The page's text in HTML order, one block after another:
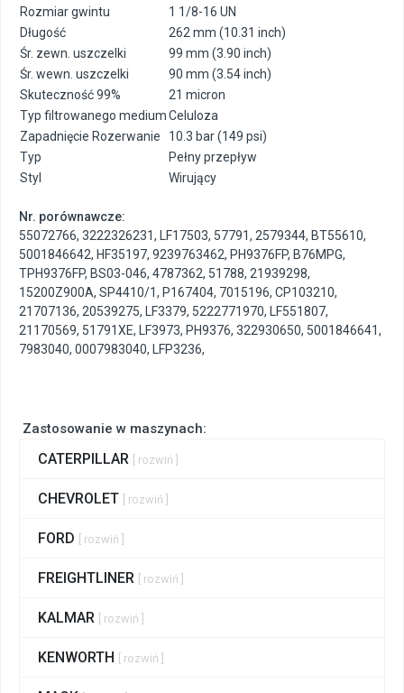
Zastosowanie w maszynach:
CATERPILLAR [ rozwiń ]
CHEVROLET [ rozwiń ]
FORD [ rozwiń ]
FREIGHTLINER [ rozwiń ]
KALMAR [ rozwiń ]
KENWORTH [ rozwiń ]
Rozmiar gwintu
1 1/8-16 UN
Długość
262 mm (10.31 inch)
Śr. zewn. uszczelki
99 mm (3.90 inch)
Śr. wewn. uszczelki
90 mm (3.54 inch)
Skuteczność 99%
21 micron
Typ filtrowanego mediumCeluloza
Zapadnięcie Rozerwanie
10.3 bar (149 psi)
Typ
Pełny przepływ
Styl
Wirujący
Nr. porównawcze:
55072766, 3222326231, LF17503, 57791, 2579344, BT55610,
5001846642, HF35197, 9239763462, PH9376FP, B76MPG,
TPH9376FP, BS03-046, 4787362, 51788, 21939298,
15200Z900A, SP4410/1, P167404, 7015196, CP103210,
21707136, 20539275, LF3379, 5222771970, LF551807,
21170569, 51791XE, LF3973, PH9376, 322930650, 5001846641,
7983040, 0007983040, LFP3236,